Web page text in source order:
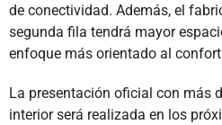
de conectividad. Además, el
segunda fila tendrá mayor
enfoque más orientado al
La presentación oficial con más
interior será realizada en los